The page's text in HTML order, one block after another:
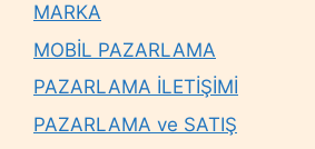
MARKA
MOBİL PAZARLAMA
PAZARLAMA İLETİŞİMİ
PAZARLAMA ve SATIŞ